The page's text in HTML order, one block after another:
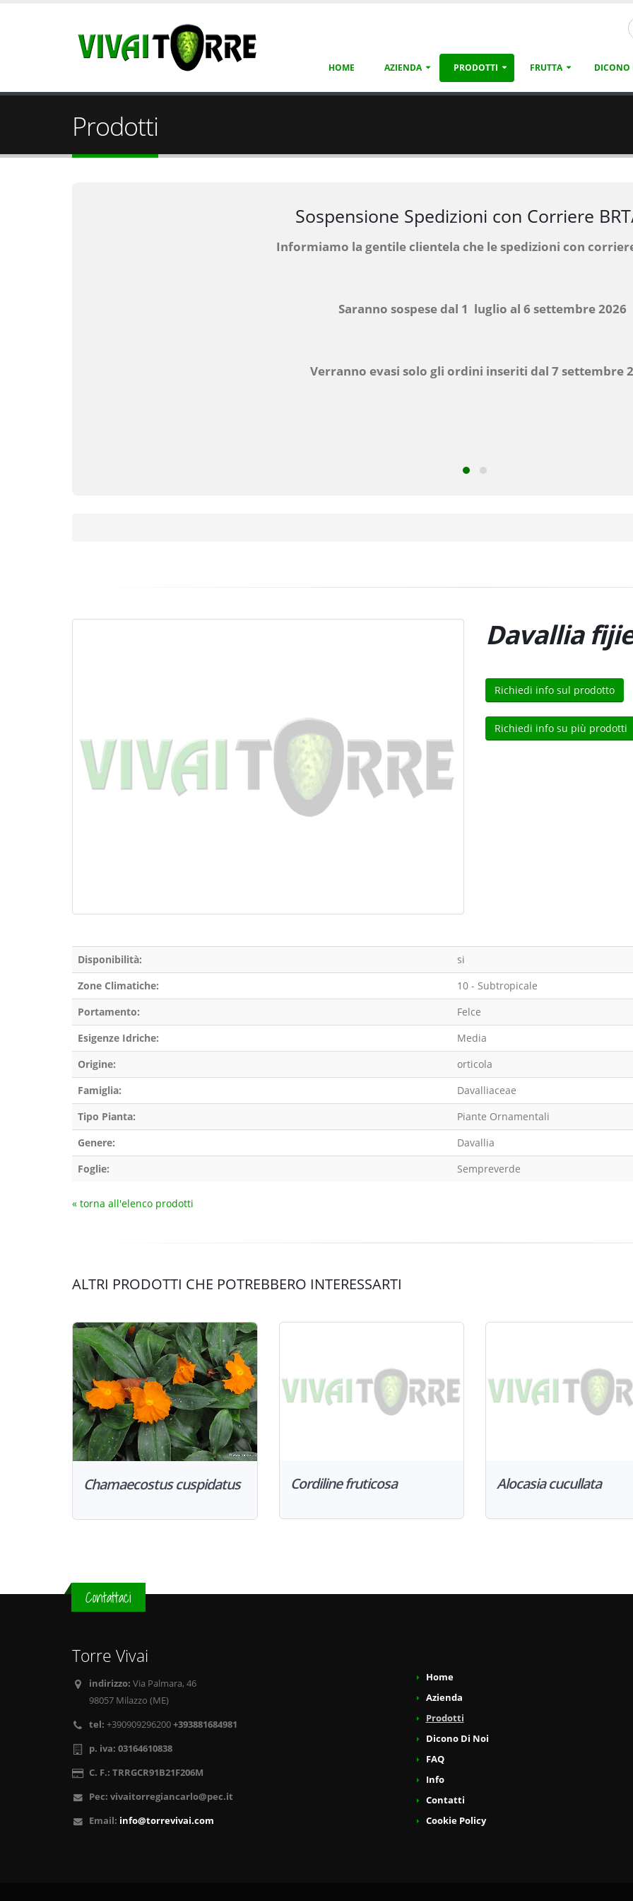
HOME AZIENDA PRODOTTI FRUTTA DICONO
Prodotti
ORARIO LUGLIO/AGOSTO
Orario
Dal lunedì al Sabato
Pomeriggio chiuso
Davallia
Richiedi info sul prodotto
Richiedi info su più prodotti
Disponibilità:
si
Zone Climatiche:
10 - Subtropicale
Portamento:
Felce
Esigenze Idriche:
Media
Origine:
orticola
Famiglia:
Davalliaceae
Tipo Pianta:
Piante Ornamentali
Genere:
Davallia
Foglie:
Sempreverde
« torna all'elenco prodotti
ALTRI PRODOTTI CHE POTREBBERO INTERESSARTI
Chamaecostus cuspidatus Cordiline fruticosa Alocasia cucullata
Contattaci
Torre Vivai
indirizzo: Via Palmara, 46
98057 Milazzo (ME)
tel: +390909296200+393881684981
p. iva: 03164610838
C. F.: TRRGCR91B21F206M
Pec: vivaitorregiancarlo@pec.it
Email: info@torrevivai.com
Home
Azienda
Prodotti
Dicono Di Noi
FAQ
Info
Contatti
Cookie Policy